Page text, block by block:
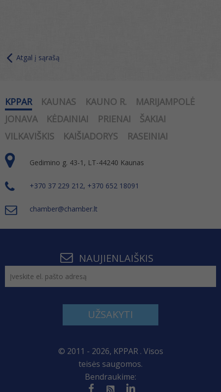
Atgal į sąrašą
KPPAR KAUNAS KAUNO R.
MARIJAMPOLĖ
JONAVA
KĖDAINIAI PRIENAI
ŠAKIAI
VILKAVIŠKIS
KAIŠIADORYS RASEINIAI
Gedimino g. 43-1, LT-44240 Kaunas
+370 37 229 212, +370 652 18091
chamber@chamber.lt
NAUJIENLAIŠKIS
UŽSAKYTI
© 2011 - 2026, KPPAR . Visos
teisės saugomos.
Bendraukime: